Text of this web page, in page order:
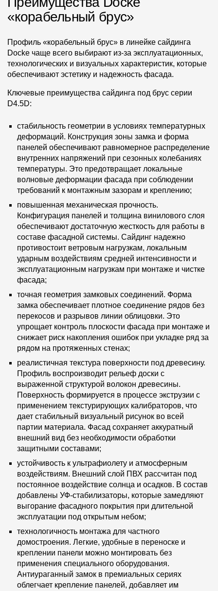
«корабельный брус»
Профиль «корабельный брус» в линейке сайдинга
Docke чаще всего выбирают из-за эксплуатационных,
технологических и визуальных характеристик, которые
обеспечивают эстетику и надежность фасада.
Ключевые преимущества сайдинга под брус серии
D4.5D:
стабильность геометрии в условиях температурных
деформаций. Конструкция зоны замка и форма
панелей обеспечивают равномерное распределение
внутренних напряжений при сезонных колебаниях
температуры. Это предотвращает локальные
волновые деформации фасада при соблюдении
требований к монтажным зазорам и креплению;
повышенная механическая прочность.
Конфигурация панелей и толщина винилового слоя
обеспечивают достаточную жесткость для работы в
составе фасадной системы. Сайдинг надежно
противостоит ветровым нагрузкам, локальным
ударным воздействиям средней интенсивности и
эксплуатационным нагрузкам при монтаже и чистке
фасада;
точная геометрия замковых соединений. Форма
замка обеспечивает плотное соединение рядов без
перекосов и разрывов линии облицовки. Это
упрощает контроль плоскости фасада при монтаже и
снижает риск накопления ошибок при укладке ряд за
рядом на протяженных стенах;
реалистичная текстура поверхности под древесину.
Профиль воспроизводит рельеф доски с
выраженной структурой волокон древесины.
Поверхность формируется в процессе экструзии с
применением текстурирующих калибраторов, что
дает стабильный визуальный рисунок во всей
партии материала. Фасад сохраняет аккуратный
внешний вид без необходимости обработки
защитными составами;
устойчивость к ультрафиолету и атмосферным
воздействиям. Внешний слой ПВХ рассчитан под
постоянное воздействие солнца и осадков. В состав
добавлены УФ-стабилизаторы, которые замедляют
выгорание фасадного покрытия при длительной
эксплуатации под открытым небом;
технологичность монтажа для частного
домостроения. Легкие, удобные в переноске и
креплении панели можно монтировать без
применения специального оборудования.
Антиураганный замок в премиальных сериях
облегчает крепление панелей, добавляет им